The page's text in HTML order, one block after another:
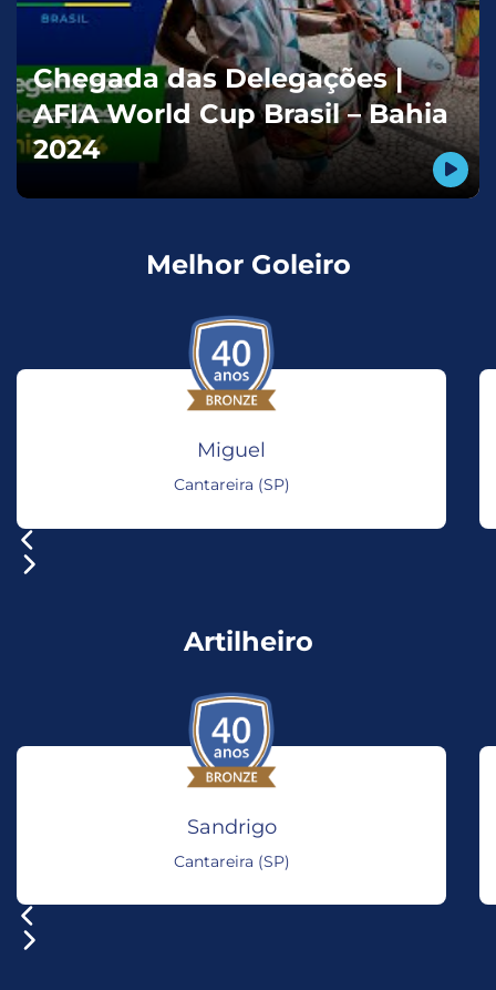
Melhor Goleiro
Miguel
Cantareira (SP)
Artilheiro
Sandrigo
Cantareira (SP)
Chegada das Delegações |
AFIA World Cup Brasil – Bahia
2024